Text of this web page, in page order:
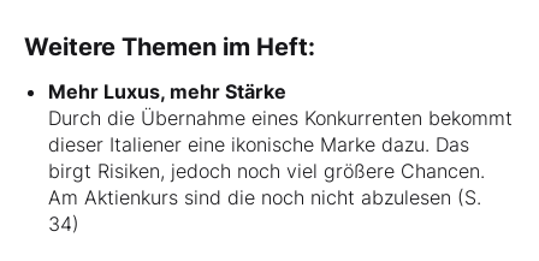
Weitere Themen im Heft:
Mehr Luxus, mehr Stärke
Durch die Übernahme eines Konkurrenten bekommt
dieser Italiener eine ikonische Marke dazu. Das
birgt Risiken, jedoch noch viel größere Chancen.
Am Aktienkurs sind die noch nicht abzulesen (S.
34)